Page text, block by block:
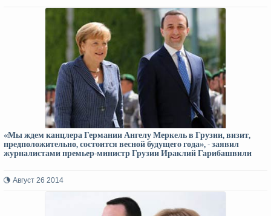
«Мы ждем канцлера Германии Ангелу Меркель в Грузии, визит,
предположительно, состоится весной будущего года», - заявил
журналистами премьер-министр Грузии Ираклий Гарибашвили
Август 26 2014